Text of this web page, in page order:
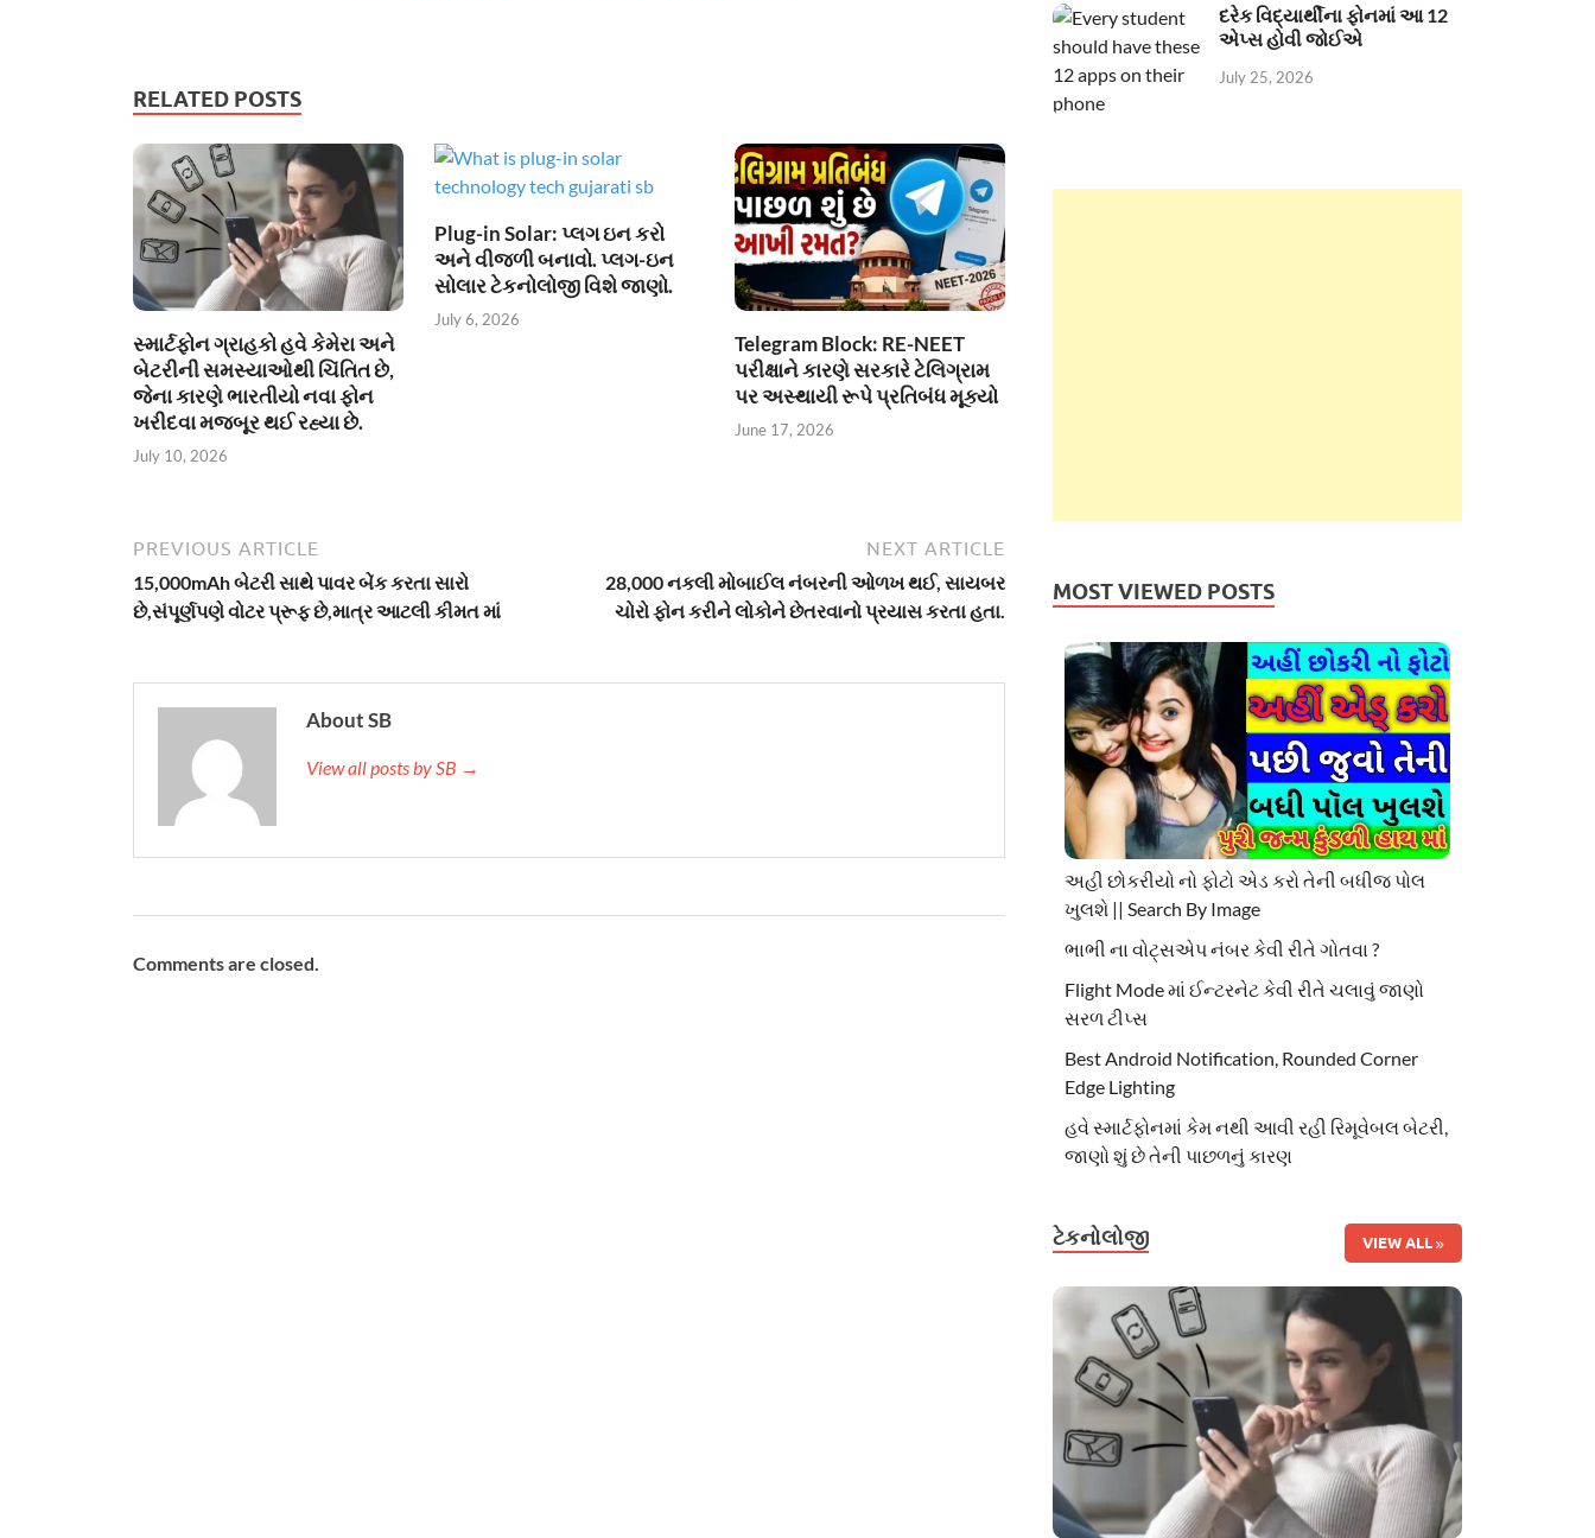
RELATED POSTS
સ્માર્ટફોન ગ્રાહકો હવે કેમેરા અને
બેટરીની સમસ્યાઓથી ચિંતિત છે,
જેના કારણે ભારતીયો નવા ફોન
ખરીદવા મજબૂર થઈ રહ્યા છે.
July 10, 2026
Plug-in Solar: પ્લગ ઇન કરો
અને વીજળી બનાવો. પ્લગ-ઇન
સોલાર ટેકનોલોજી વિશે જાણો.
July 6, 2026
Telegram Block: RE-NEET
પરીક્ષાને કારણે સરકારે ટેલિગ્રામ
પર અસ્થાયી રૂપે પ્રતિબંધ મૂક્યો
June 17, 2026
PREVIOUS ARTICLE
15,000mAh બેટરી સાથે પાવર બેંક કરતા સારો
છે,સંપૂર્ણપણે વોટર પ્રૂફ છે,માત્ર આટલી કીમત માં
NEXT ARTICLE
28,000 નકલી મોબાઈલ નંબરની ઓળખ થઈ, સાયબર
ચોરો ફોન કરીને લોકોને છેતરવાનો પ્રયાસ કરતા હતા.
About SB
View all posts by SB →
Comments are closed.
દરેક વિદ્યાર્થીના ફોનમાં આ 12
એપ્સ હોવી જોઈએ
July 25, 2026
MOST VIEWED POSTS
અહી છોકરીયો નો ફોટો એડ કરો તેની બધીજ પોલ
ખુલશે || Search By Image
ભાભી ના વોટ્સએપ નંબર કેવી રીતે ગોતવા ?
Flight Mode માં ઈન્ટરનેટ કેવી રીતે ચલાવું જાણો
સરળ ટીપ્સ
Best Android Notification, Rounded Corner
Edge Lighting
હવે સ્માર્ટફોનમાં કેમ નથી આવી રહી રિમૂવેબલ બેટરી,
જાણો શું છે તેની પાછળનું કારણ
ટેકનોલોજી VIEW ALL